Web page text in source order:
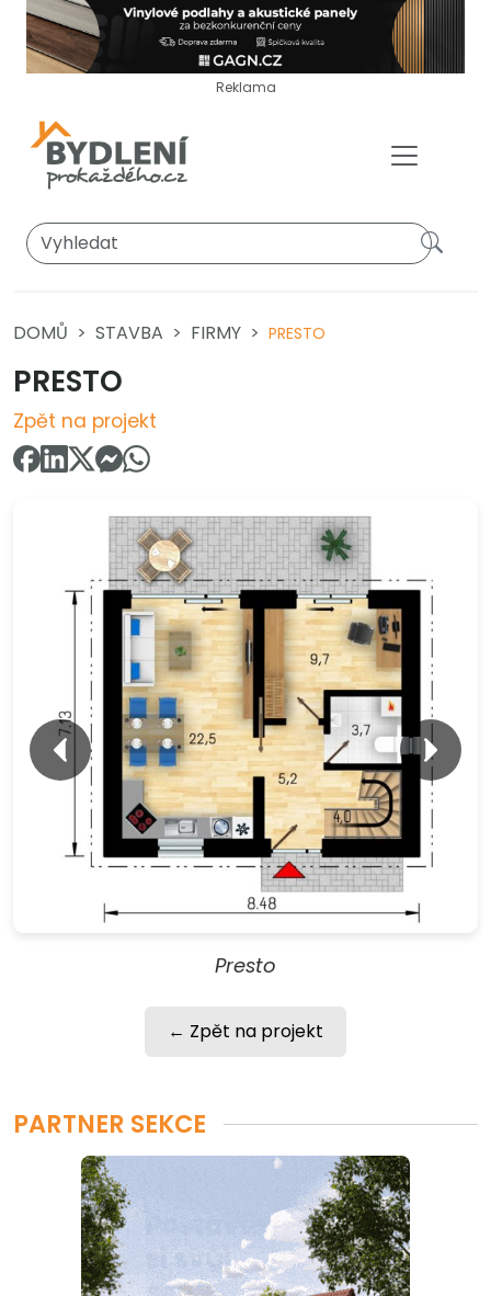
Reklama
DOMŮ STAVBA FIRMY PRESTO
PRESTO
Zpět na projekt
Presto
← Zpět na projekt
PARTNER SEKCE